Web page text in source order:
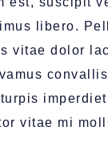
libero.
vitae dolor
vitae mi